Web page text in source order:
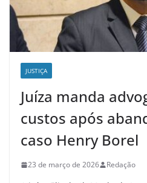
JUSTIÇA
Juíza manda
custos após
caso Henry Borel
23 de março de 2026 Redação